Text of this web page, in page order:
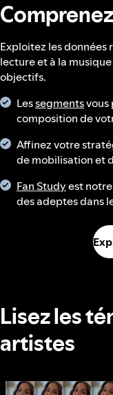
Exploitez les données
lecture et à la
objectifs.
Lessegmentsvous
composition de
Affinez votre
de mobilisation et
Fan Studyest
des adeptes dans
Lisez les
artistes